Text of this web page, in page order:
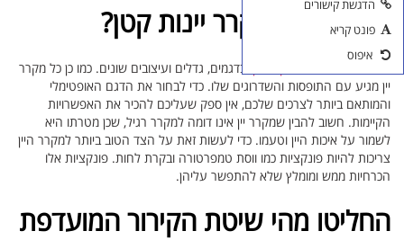
אביזרים ליין
כוסות יין
איך בוחרים מקרר יינות קטן?
, בדגמים, גדלים ועיצובים שונים. כמו כן כל מקרר
יין מגיע עם התופסות והשדרוגים שלו. כדי לבחור את הדגם האופטימלי
והמותאם ביותר לצרכים שלכם, אין ספק שעליכם להכיר את האפשרויות
הקיימות. חשוב להבין שמקרר יין אינו דומה למקרר רגיל, שכן מטרתו היא
לשמור על איכות היין וטעמו. כדי לעשות זאת על הצד הטוב ביותר למקרר היין
צריכות להיות פונקציות כמו ווסת טמפרטורה ובקרת לחות. פונקציות אלו
הכרחיות ממש ומומלץ שלא להתפשר עליהן.
החליטו מהי שיטת הקירור המועדפת
הדגשת קישורים
פונט קריא
איפוס